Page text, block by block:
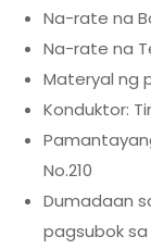
Na-rate na
Na-rate na
Materyal ng
Konduktor:
No.210
Dumadaan
pagsubok sa